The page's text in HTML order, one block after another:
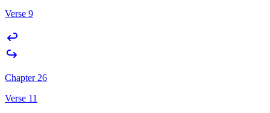
Verse 9
Chapter 26
Verse 11